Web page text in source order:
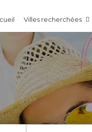
Villes recherchées